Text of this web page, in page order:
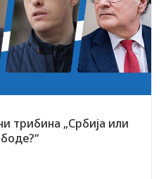
трибина „Србија или